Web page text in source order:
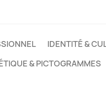
IDENTITÉ &
& PICTOGRAMMES